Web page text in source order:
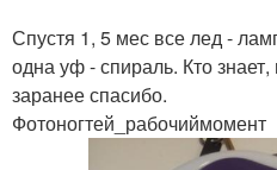
Спустя 1, 5 мес все лед -
одна уф - спираль. Кто
заранее спасибо.
Фотоногтей_рабочиймомент